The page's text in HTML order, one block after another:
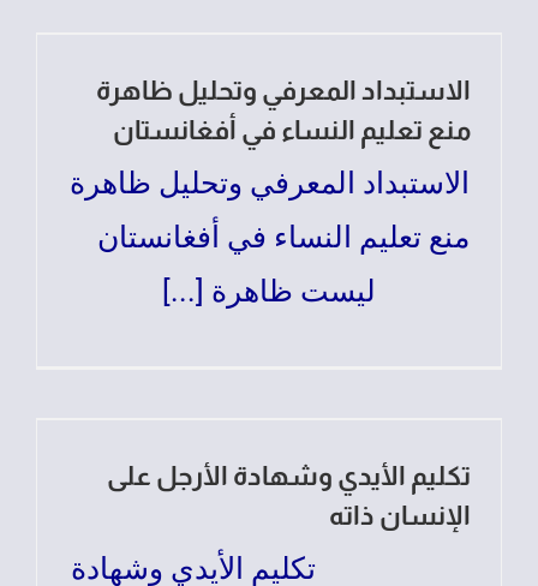
الاستبداد المعرفي وتحليل ظاهرة
منع تعليم النساء في أفغانستان
الاستبداد المعرفي وتحليل ظاهرة
منع تعليم النساء في أفغانستان
ليست ظاهرة [...]
تكليم الأيدي وشهادة الأرجل على
الإنسان ذاته
تكليم الأيدي وشهادة